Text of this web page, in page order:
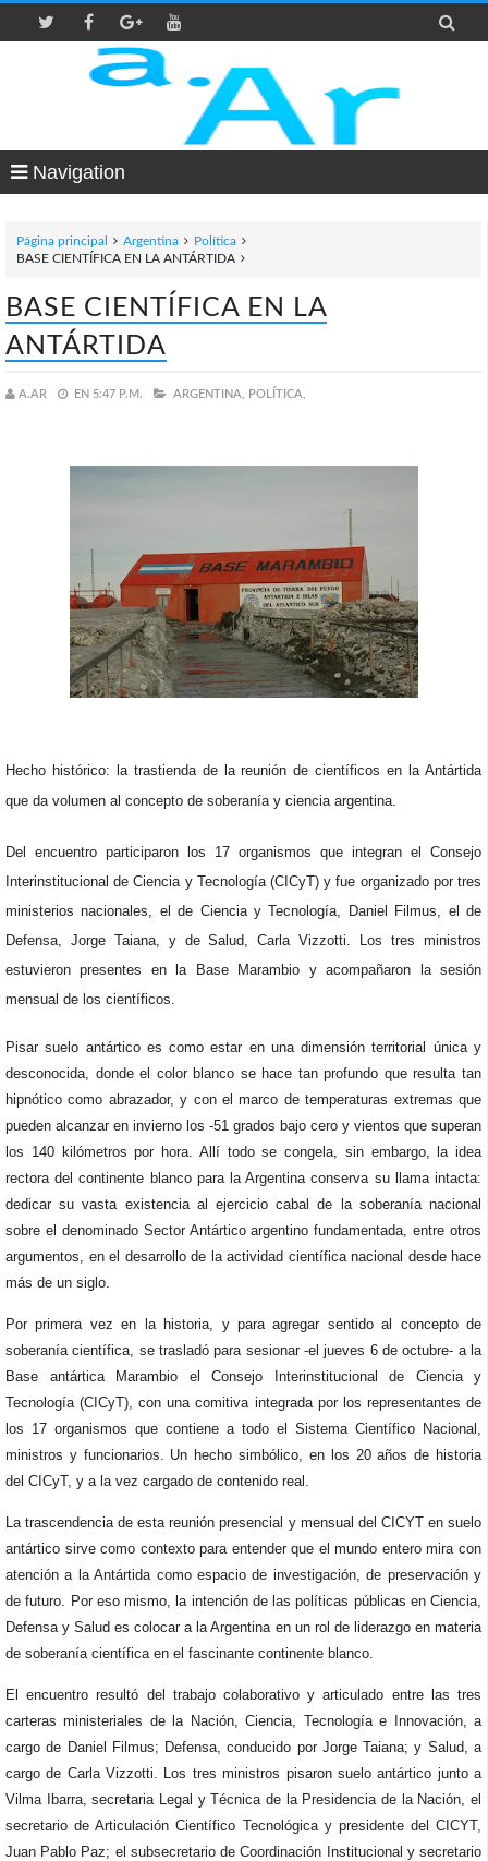

Navigation
Página principal Argentina
Política
BASE CIENTÍFICA EN LA ANTÁRTIDA
BASE CIENTÍFICA EN LA
ANTÁRTIDA
A.AR EN 5:47 P.M. ARGENTINA, POLÍTICA,
Hecho histórico: la trastienda de la reunión de científicos en la Antártida
que da volumen al concepto de soberanía y ciencia argentina.
Del encuentro participaron los 17 organismos que integran el Consejo
Interinstitucional de Ciencia y Tecnología (CICyT) y fue organizado por tres
ministerios nacionales, el de Ciencia y Tecnología, Daniel Filmus, el de
Defensa, Jorge Taiana, y de Salud, Carla Vizzotti. Los tres ministros
estuvieron presentes en la Base Marambio y acompañaron la sesión
mensual de los científicos.
Pisar suelo antártico es como estar en una dimensión territorial única y
desconocida, donde el color blanco se hace tan profundo que resulta tan
hipnótico como abrazador, y con el marco de temperaturas extremas que
pueden alcanzar en invierno los -51 grados bajo cero y vientos que superan
los 140 kilómetros por hora. Allí todo se congela, sin embargo, la idea
rectora del continente blanco para la Argentina conserva su llama intacta:
dedicar su vasta existencia al ejercicio cabal de la soberanía nacional
sobre el denominado Sector Antártico argentino fundamentada, entre otros
argumentos, en el desarrollo de la actividad científica nacional desde hace
más de un siglo.
Por primera vez en la historia, y para agregar sentido al concepto de
soberanía científica, se trasladó para sesionar -el jueves 6 de octubre- a la
Base antártica Marambio el Consejo Interinstitucional de Ciencia y
Tecnología (CICyT), con una comitiva integrada por los representantes de
los 17 organismos que contiene a todo el Sistema Científico Nacional,
ministros y funcionarios. Un hecho simbólico, en los 20 años de historia
del CICyT, y a la vez cargado de contenido real.
La trascendencia de esta reunión presencial y mensual del CICYT en suelo
antártico sirve como contexto para entender que el mundo entero mira con
atención a la Antártida como espacio de investigación, de preservación y
de futuro. Por eso mismo, la intención de las políticas públicas en Ciencia,
Defensa y Salud es colocar a la Argentina en un rol de liderazgo en materia
de soberanía científica en el fascinante continente blanco.
El encuentro resultó del trabajo colaborativo y articulado entre las tres
carteras ministeriales de la Nación, Ciencia, Tecnología e Innovación, a
cargo de Daniel Filmus; Defensa, conducido por Jorge Taiana; y Salud, a
cargo de Carla Vizzotti. Los tres ministros pisaron suelo antártico junto a
Vilma Ibarra, secretaria Legal y Técnica de la Presidencia de la Nación, el
secretario de Articulación Científico Tecnológica y presidente del CICYT,
Juan Pablo Paz; el subsecretario de Coordinación Institucional y secretario